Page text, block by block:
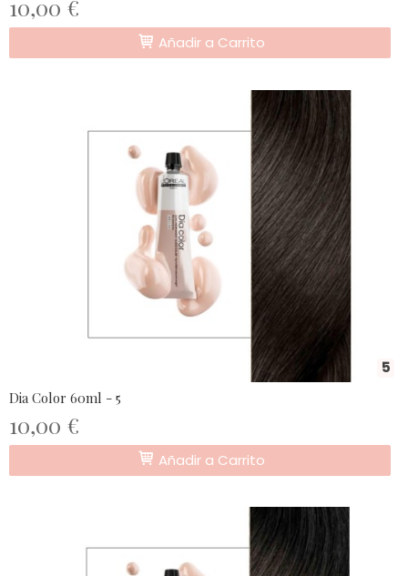
10,00 €
Añadir a Carrito
5
Dia Color 60ml - 5
10,00 €
Añadir a Carrito